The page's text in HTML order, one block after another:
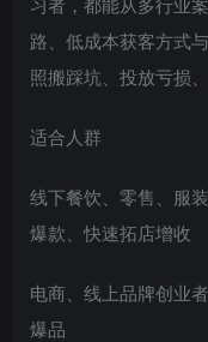
路、低成本获客方式
照搬踩坑、投放亏损
适合人群
线下餐饮、零售、服
爆款、快速拓店增收
电商、线上品牌创业
爆品